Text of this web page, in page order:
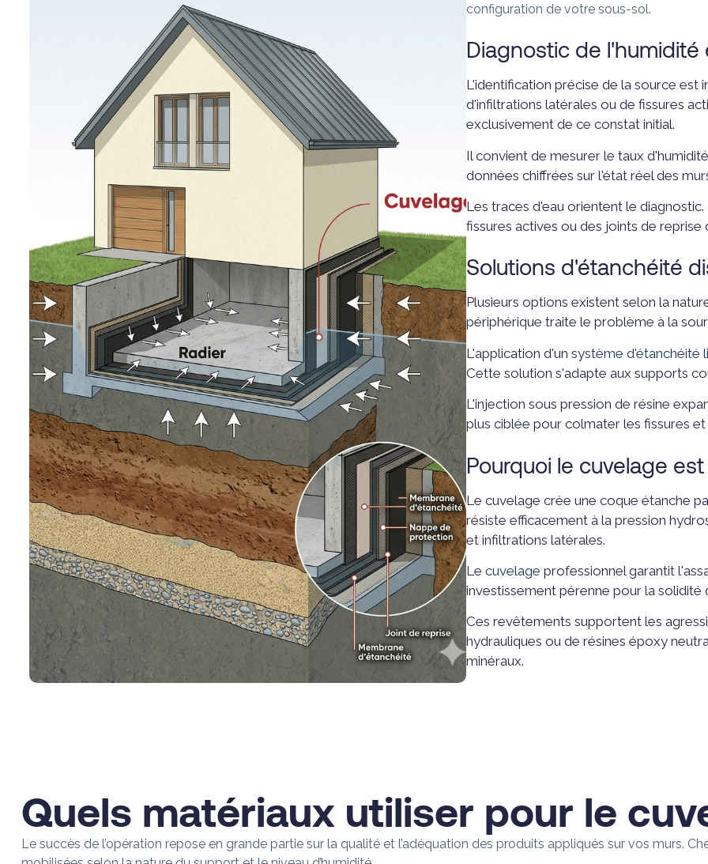
configuration de votre sous-sol.
Diagnostic de l'humidité
L'identification précise de la source est
d'infiltrations latérales ou de fissures
exclusivement de ce constat initial.
Il convient de mesurer le taux
données chiffrées sur l'état réel des
Les traces d'eau orientent le
fissures actives ou des joints de reprise
Solutions d'étanchéité
Plusieurs options existent selon la
périphérique traite le problème à la
L'application d'un système d'étanchéité
Cette solution s'adapte aux supports
L'injection sous pression de résine
plus ciblée pour colmater les fissures
Pourquoi le cuvelage
Le cuvelage crée une coque étanche
résiste efficacement à la pression
et infiltrations latérales.
Le cuvelage professionnel garantit
investissement pérenne pour la solidité
Ces revêtements supportent les
hydrauliques ou de résines époxy
minéraux.
Quels matériaux utiliser pour le
Le succès de l’opération repose en grande partie sur la qualité et l’adéquation des produits appliqués sur vos murs.